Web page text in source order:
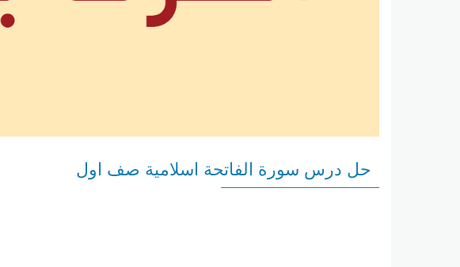
حل درس سورة الفاتحة اسلامية صف اول